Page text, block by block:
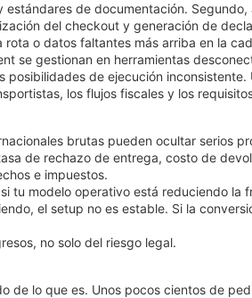
de documentación.
del checkout y generación de
o datos faltantes más arriba en la
se gestionan en herramientas
de ejecución
los flujos fiscales y los
brutas pueden ocultar serios
de rechazo de entrega, costo de
e impuestos.
tu modelo operativo está reduciendo la
el setup no es estable. Si la
no solo del riesgo legal.
lo que es. Unos pocos cientos de